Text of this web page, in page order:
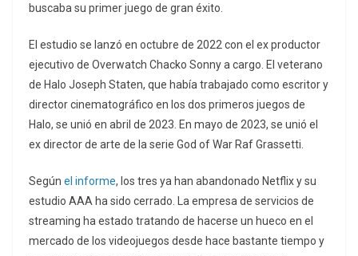
buscaba su primer juego de gran éxito.
El estudio se lanzó en octubre de 2022 con el ex productor
ejecutivo de Overwatch Chacko Sonny a cargo. El veterano
de Halo Joseph Staten, que había trabajado como escritor y
director cinematográfico en los dos primeros juegos de
Halo, se unió en abril de 2023. En mayo de 2023, se unió el
ex director de arte de la serie God of War Raf Grassetti.
Según el informe, los tres ya han abandonado Netflix y su
estudio AAA ha sido cerrado. La empresa de servicios de
streaming ha estado tratando de hacerse un hueco en el
mercado de los videojuegos desde hace bastante tiempo y